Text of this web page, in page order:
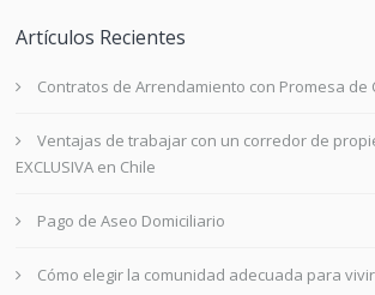
Artículos Recientes
Contratos de Arrendamiento con Promesa de
Ventajas de trabajar con un corredor de
EXCLUSIVA en Chile
Pago de Aseo Domiciliario
Cómo elegir la comunidad adecuada para vivir